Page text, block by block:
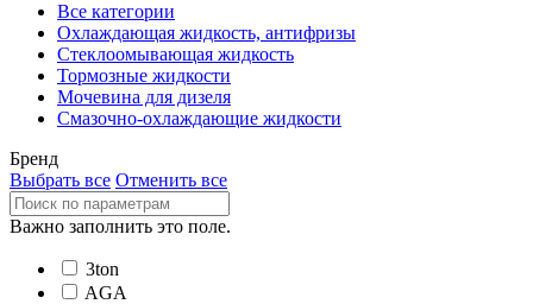
Все категории
Охлаждающая жидкость, антифризы
Стеклоомывающая жидкость
Тормозные жидкости
Мочевина для дизеля
Смазочно-охлаждающие жидкости
Бренд
Выбрать все Отменить все
Важно заполнить это поле.
3ton
AGA